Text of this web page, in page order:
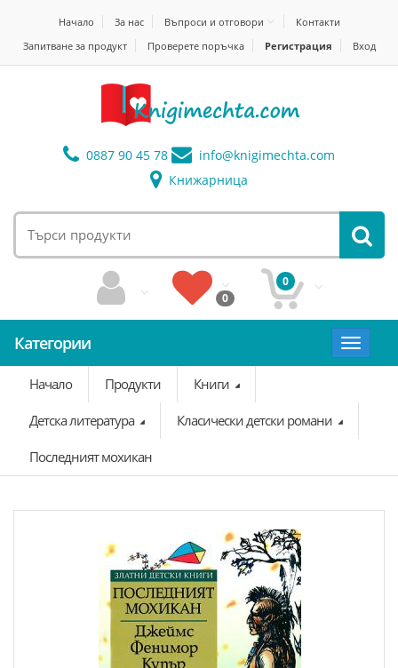
Начало За нас Въпроси и отговори
Контакти
Запитване за продукт
Проверете поръчка Регистрация Вход
0887 90 45 78 info@knigimechta.com
Книжарница
0
0
Категории
Toggle
Начало
Продукти Книги
Детска литература Класически детски романи
Последният мохикан